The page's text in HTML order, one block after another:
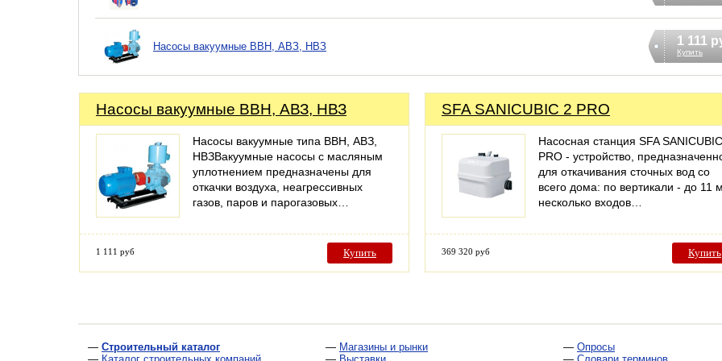
Насосы вакуумные ВВН, АВЗ, НВЗ 1 111
Купить
Насосы вакуумные ВВН, АВЗ, НВЗ
Насосы вакуумные типа ВВН, АВЗ,
НВЗВакуумные насосы с масляным
уплотнением предназначены для
откачки воздуха, неагрессивных
газов, паров и парогазовых…
1 111 руб Купить
SFA SANICUBIC 2 PRO
Насосная станция SFA
PRO - устройство,
для откачивания сточных вод со
всего дома: по вертикали - до 11
несколько входов…
369 320 руб Купить
— Строительный каталог
— Магазины и рынки
— Опросы